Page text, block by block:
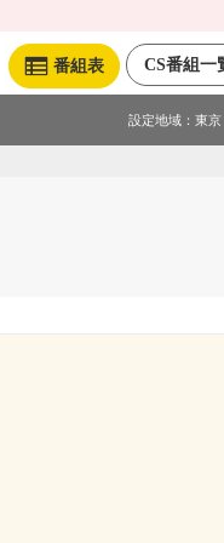
CS番組一
番組表
設定地域： 東京